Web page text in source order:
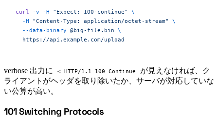
curl -v -H "Expect: 100-continue"
\
  -H
"Content-Type: application/octet-stream"
\
  --data-binary
@big-file.bin \
  https://api.example.com/upload
verbose 出力に < HTTP/1.1 100 Continue
が見えなければ、ク
ライアントがヘッダを取り除いたか、サーバが対応していな
い公算が高い。
#
101 Switching Protocols